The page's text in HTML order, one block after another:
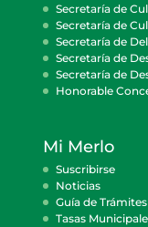
Secretaría de
Secretaría de
Secretaría de
Secretaría de
Secretaría de
Honorable
Mi Merlo
Suscribirse
Noticias
Guía de Trámites
Tasas